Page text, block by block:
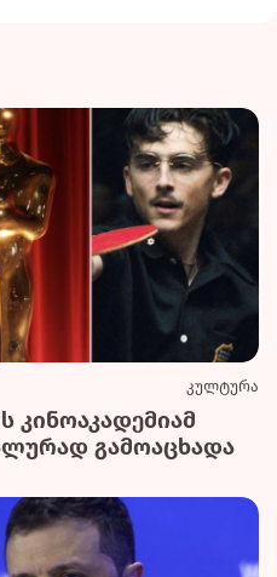
კულტურა
კინოაკადემიამ
გამოაცხადა